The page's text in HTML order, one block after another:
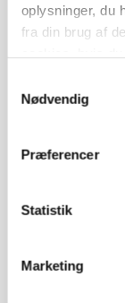
oplysninger, du
fra din brug af
Nødvendig
Præferencer
Statistik
Marketing
MASKINER